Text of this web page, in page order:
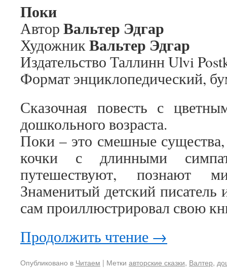
Поки
Автор Вальтер Эдгар
ХудожникВальтер Эдгар
Издательство Таллинн Ulvi
Формат энциклопедический,
Сказочная повесть с
дошкольного возраста.
Поки – это смешные
кочки с длинными
путешествуют, познают
Знаменитый детский
сам проиллюстрировал свою
Продолжить чтение →
Опубликовано в Читаем | Метки авторские сказки, Валтер,